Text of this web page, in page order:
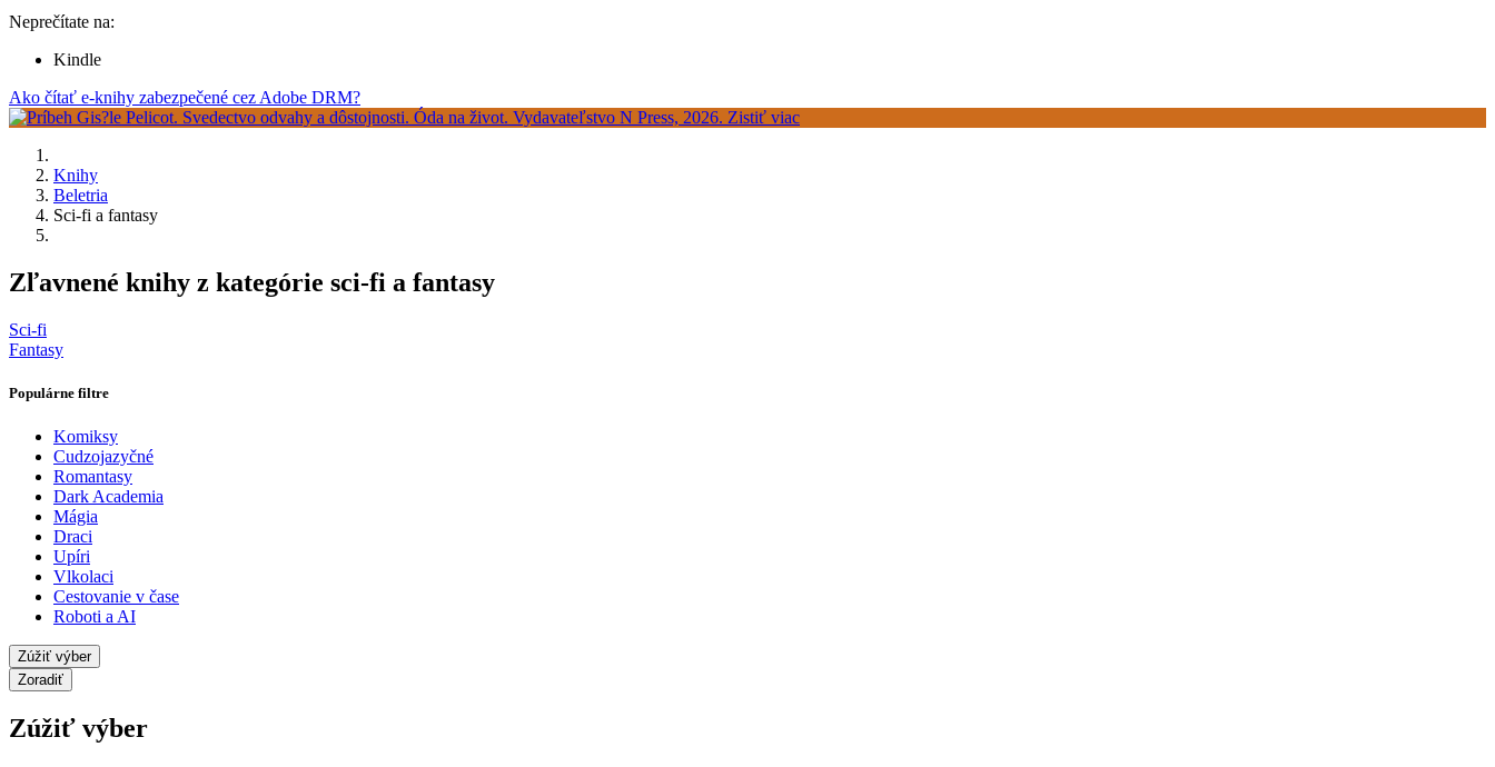
Neprečítate na:
Kindle
Ako čítať e-knihy zabezpečené cez Adobe DRM?
Knihy
Beletria
Sci-fi a fantasy
Zľavnené knihy z kategórie sci-fi a fantasy
Sci-fi
Fantasy
Populárne filtre
Komiksy
Cudzojazyčné
Romantasy
Dark Academia
Mágia
Draci
Upíri
Vlkolaci
Cestovanie v čase
Roboti a AI
Zúžiť výber
Zoradiť
Zúžiť výber